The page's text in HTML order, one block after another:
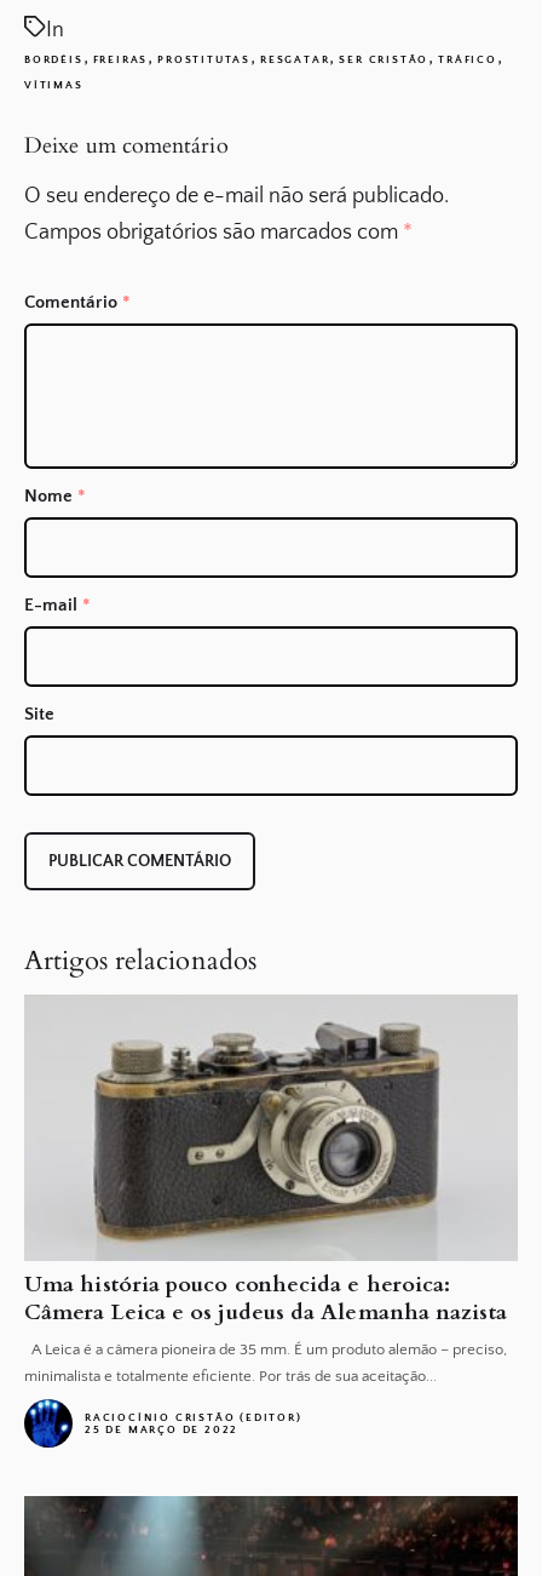
In
BORDÉIS , FREIRAS ,PROSTITUTAS ,RESGATAR,SER CRISTÃO ,TRÁFICO ,
VÍTIMAS
Deixe um comentário
O seu endereço de e-mail não será publicado.
Campos obrigatórios são marcados com *
Comentário *
Nome *
E-mail *
Site
Artigos relacionados
Uma história pouco conhecida e heroica:
Câmera Leica e os judeus da Alemanha nazista
A Leica é a câmera pioneira de 35 mm. É um produto alemão – preciso,
minimalista e totalmente eficiente. Por trás de sua aceitação...
RACIOCÍNIO CRISTÃO (EDITOR)
25 DE MARÇO DE 2022